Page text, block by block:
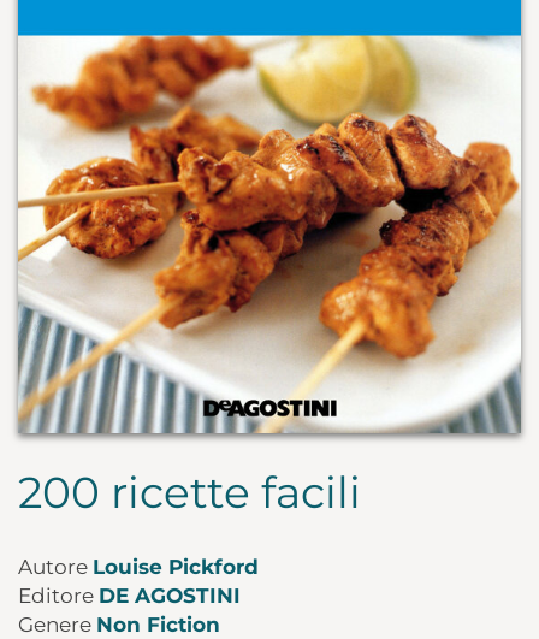
200 ricette facili
Autore Louise Pickford
Editore DE AGOSTINI
Genere Non Fiction